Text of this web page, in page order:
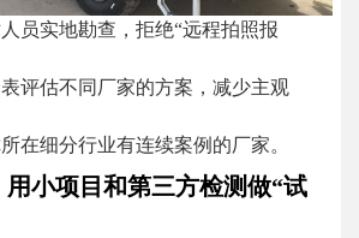
员实地勘查，拒绝“远程拍照报
评估不同厂家的方案，减少主观
在细分行业有连续案例的厂家。
用小项目和第三方检测做“试